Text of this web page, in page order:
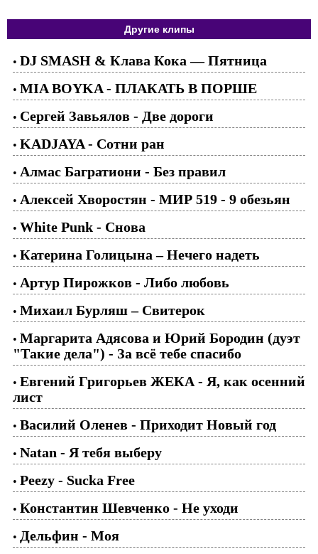
Другие клипы
• DJ SMASH & Клава Кока — Пятница
• MIA BOYKA - ПЛАКАТЬ В ПОРШЕ
• Сергей Завьялов - Две дороги
• KADJAYA - Сотни ран
• Алмас Багратиони - Без правил
• Алексей Хворостян - МИР 519 - 9 обезьян
• White Punk - Снова
• Катерина Голицына – Нечего надеть
• Артур Пирожков - Либо любовь
• Михаил Бурляш – Свитерок
• Маргарита Адясова и Юрий Бородин (дуэт
"Такие дела") - За всё тебе спасибо
• Евгений Григорьев ЖЕКА - Я, как осенний
лист
• Василий Оленев - Приходит Новый год
• Natan - Я тебя выберу
• Peezy - Sucka Free
• Константин Шевченко - Не уходи
• Дельфин - Моя